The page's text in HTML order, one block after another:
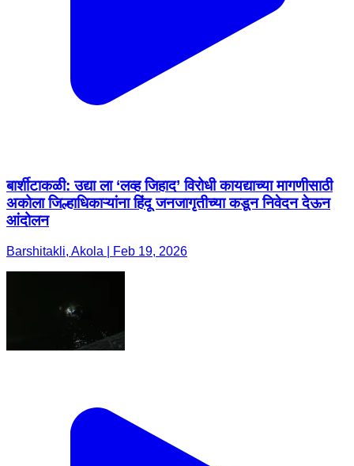
बार्शीटाकळी: उद्या ला ‘लव्ह जिहाद’ विरोधी कायद्याच्या मागणीसाठी
अकोला जिल्हाधिकाऱ्यांना हिंदू जनजागृतीच्या कडून निवेदन देऊन
आंदोलन
Barshitakli, Akola | Feb 19, 2026